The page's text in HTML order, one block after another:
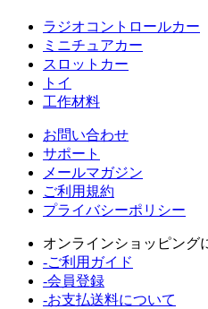
ラジオコントロールカー
ミニチュアカー
スロットカー
トイ
工作材料
お問い合わせ
サポート
メールマガジン
ご利用規約
プライバシーポリシー
オンラインショッピング
-ご利用ガイド
-会員登録
-お支払送料について